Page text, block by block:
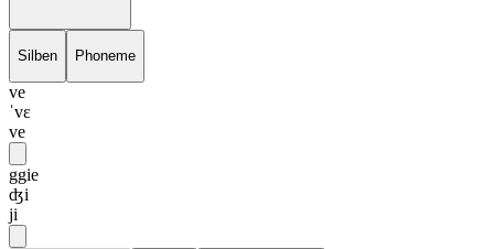
Silben Phoneme
ve
ˈvɛ
ve
ggie
ʤi
ji